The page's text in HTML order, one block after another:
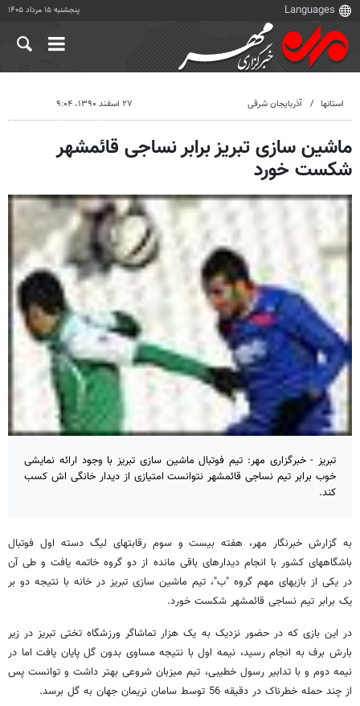
پنجشنبه ۱۵ مرداد ۱۴۰۵
استانها آذربایجان شرقی ۲۷ اسفند ۱۳۹۰، ۹:۰۴
ماشین سازی تبریز برابر نساجی قائمشهر
شکست خورد
تبریز - خبرگزاری مهر: تیم فوتبال ماشین سازی تبریز با وجود ارائه نمایشی
خوب برابر تیم نساجی قائمشهر نتوانست امتیازی از دیدار خانگی اش کسب
کند.
به گزارش خبرنگار مهر، هفته بیست و سوم رقابتهای لیگ دسته اول فوتبال
باشگاههای کشور با انجام دیدارهای باقی مانده از دو گروه خاتمه یافت و طی آن
در یکی از بازیهای مهم گروه "ب"، تیم ماشین سازی تبریز در خانه با نتیجه دو بر
یک برابر تیم نساجی قائمشهر شکست خورد.
در این بازی که در حضور نزدیک به یک هزار تماشاگر ورزشگاه تختی تبریز در زیر
بارش برف به انجام رسید، نیمه اول با نتیجه مساوی بدون گل پایان یافت اما در
نیمه دوم و با تدابیر رسول خطیبی، تیم میزبان شروعی بهتر داشت و توانست پس
از چند حمله خطرناک در دقیقه 56 توسط سامان نریمان جهان به گل برسد.